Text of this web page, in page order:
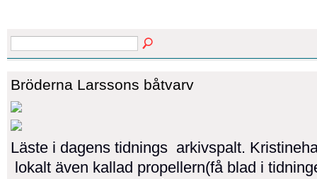
Bröderna Larssons båtvarv
Läste i dagens tidnings arkivspalt.
lokalt även kallad propellern(få blad i